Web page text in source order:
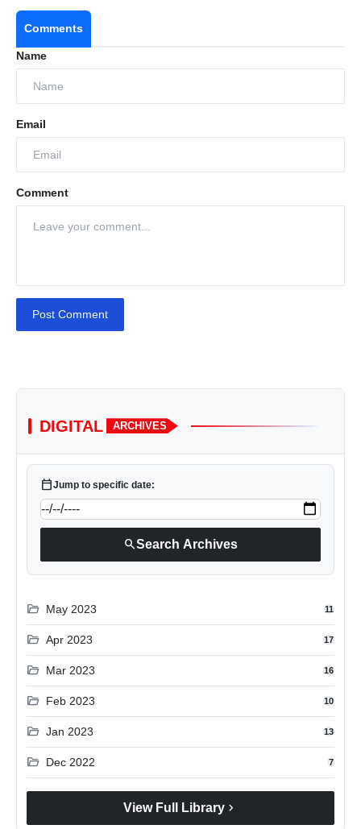
Comments
Name
Email
Comment
Post Comment
DIGITAL ARCHIVES
calendar_todayJump to specific date:
searchSearch Archives
folder_open May 2023 11
folder_open Apr 2023 17
folder_open Mar 2023 16
folder_open Feb 2023 10
folder_open Jan 2023 13
folder_open Dec 2022 7
View Full Library chevron_right